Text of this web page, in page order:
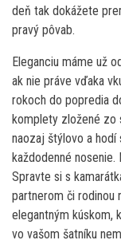
deň tak dokážete
pravý pôvab.
Eleganciu máme už
ak nie práve vďaka
rokoch do popredia
komplety zložené zo
naozaj štýlovo a hodí
každodenné
Spravte si s
partnerom či rodinou
elegantným kúskom,
vo vašom šatníku